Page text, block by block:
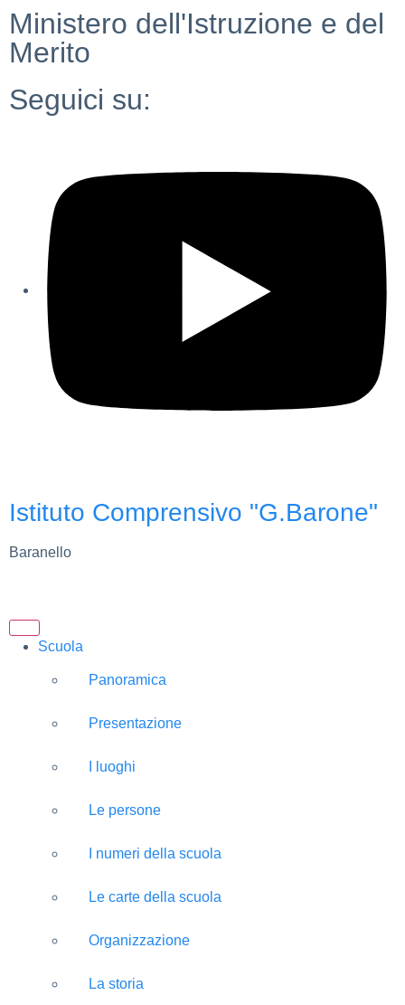
Ministero dell'Istruzione e del
Merito
Seguici su:
Istituto Comprensivo "G.Barone"
Baranello
Scuola
Panoramica
Presentazione
I luoghi
Le persone
I numeri della scuola
Le carte della scuola
Organizzazione
La storia